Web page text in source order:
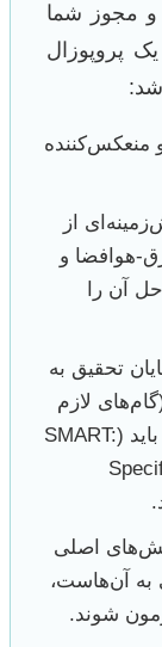
و مجوز شما
پروپوزال
منعکس‌کننده
از
هوافضا و
آن را
تحقیق به
لازم
برای رسیدن به هدف کلی) که باید (SMART:
اصلی
به آن‌هاست،
شوند.